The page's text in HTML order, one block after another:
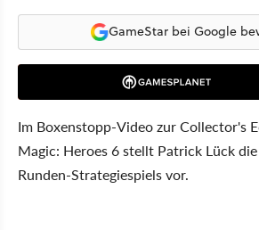
GameStar bei Google
Im Boxenstopp-Video zur Collector's
Magic: Heroes 6 stellt Patrick Lück
Runden-Strategiespiels vor.